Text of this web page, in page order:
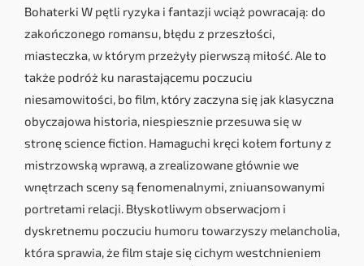
Bohaterki W pętli ryzyka i fantazji wciąż powracają: do
zakończonego romansu, błędu z przeszłości,
miasteczka, w którym przeżyły pierwszą miłość. Ale to
także podróż ku narastającemu poczuciu
niesamowitości, bo film, który zaczyna się jak klasyczna
obyczajowa historia, niespiesznie przesuwa się w
stronę science fiction. Hamaguchi kręci kołem fortuny z
mistrzowską wprawą, a zrealizowane głównie we
wnętrzach sceny są fenomenalnymi, zniuansowanymi
portretami relacji. Błyskotliwym obserwacjom i
dyskretnemu poczuciu humoru towarzyszy melancholia,
która sprawia, że film staje się cichym westchnieniem